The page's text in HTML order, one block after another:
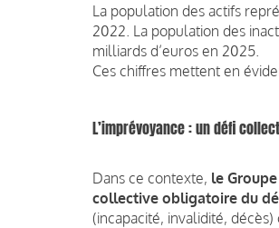
La population des actifs
2022. La population des
milliards d’euros en 2025.
Ces chiffres mettent en
L’imprévoyance : un défi
Dans ce contexte, le
collective obligatoire du
(incapacité, invalidité,